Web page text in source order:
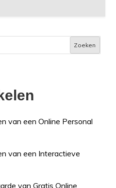
Zoeken
van een Online Personal
van een Interactieve
van Gratis Online